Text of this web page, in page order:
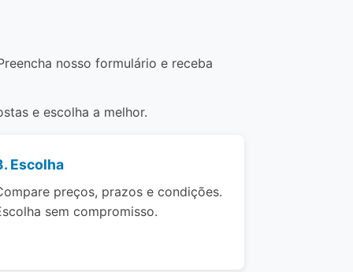
nosso formulário e receba
e escolha a melhor.
Escolha
preços, prazos e condições.
sem compromisso.